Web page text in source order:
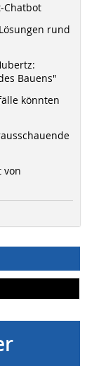
Chatbot
rund
Bauens"
könnten
von